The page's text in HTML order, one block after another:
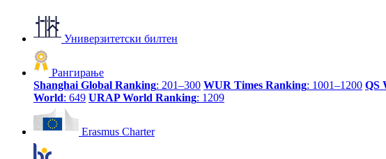
Универзитетски билтен
Рангирање
Shanghai Global Ranking: 201–300 WUR Times Ranking: 1001–1200 QS
World: 649 URAP World Ranking: 1209
Erasmus Charter